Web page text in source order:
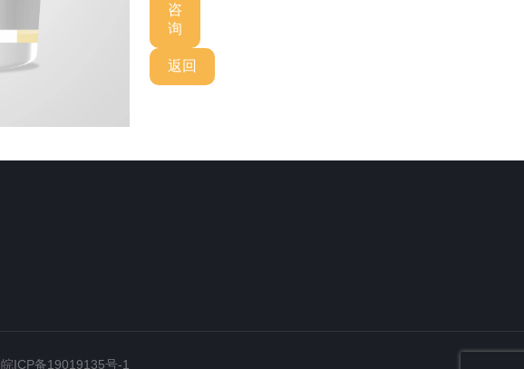
咨
询
返回
皖ICP备19019135号-1